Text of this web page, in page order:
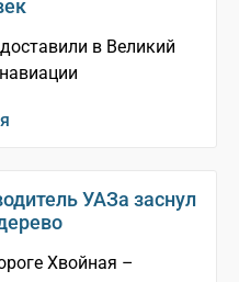
в Великий
УАЗа заснул
Хвойная –